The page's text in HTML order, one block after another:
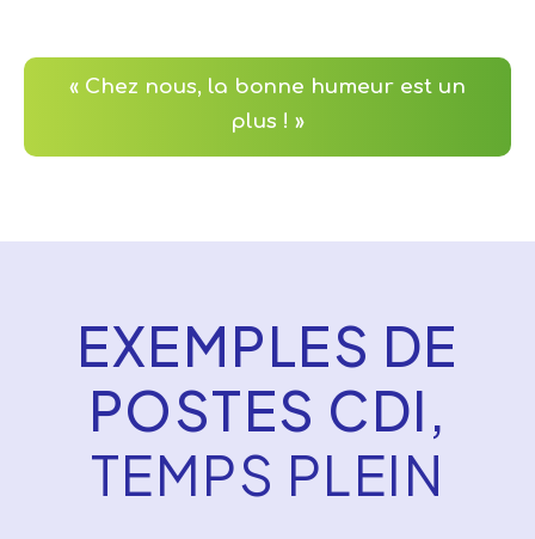
« Chez nous, la bonne humeur est un
plus ! »
EXEMPLES DE
POSTES CDI,
TEMPS PLEIN